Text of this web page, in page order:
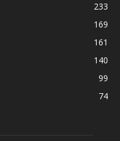
233
169
161
140
99
74